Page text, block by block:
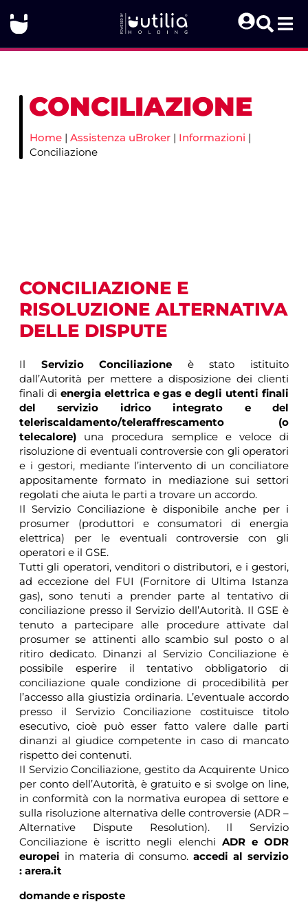
CONCILIAZIONE
Home | Assistenza uBroker | Informazioni |
Conciliazione
CONCILIAZIONE E
RISOLUZIONE ALTERNATIVA
DELLE DISPUTE
Il Servizio Conciliazione
è stato istituito
dall’Autorità per mettere a disposizione dei clienti
finali di energia elettrica e gas e degli utenti finali
del servizio idrico integrato e del
teleriscaldamento/teleraffrescamento (o
telecalore) una procedura semplice e veloce di
risoluzione di eventuali controversie con gli operatori
e i gestori, mediante l’intervento di un conciliatore
appositamente formato in mediazione sui settori
regolati che aiuta le parti a trovare un accordo.
Il Servizio Conciliazione è disponibile anche per i
prosumer (produttori e consumatori di energia
elettrica) per le eventuali controversie con gli
operatori e il GSE.
Tutti gli operatori, venditori o distributori, e i gestori,
ad eccezione del FUI (Fornitore di Ultima Istanza
gas), sono tenuti a prender parte al tentativo di
conciliazione presso il Servizio dell’Autorità. Il GSE è
tenuto a partecipare alle procedure attivate dal
prosumer se attinenti allo scambio sul posto o al
ritiro dedicato. Dinanzi al Servizio Conciliazione è
possibile esperire il tentativo obbligatorio di
conciliazione quale condizione di procedibilità per
l’accesso alla giustizia ordinaria. L’eventuale accordo
presso il Servizio Conciliazione costituisce titolo
esecutivo, cioè può esser fatto valere dalle parti
dinanzi al giudice competente in caso di mancato
rispetto dei contenuti.
Il Servizio Conciliazione, gestito da Acquirente Unico
per conto dell’Autorità, è gratuito e si svolge on line,
in conformità con la normativa europea di settore e
sulla risoluzione alternativa delle controversie (ADR –
Alternative Dispute Resolution). Il Servizio
Conciliazione è iscritto negli elenchi ADR e ODR
europei in materia di consumo. accedi al servizio
: arera.it
domande e risposte